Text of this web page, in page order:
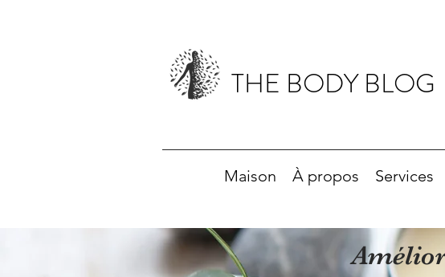
THE BODY BLOG
Maison À propos Services